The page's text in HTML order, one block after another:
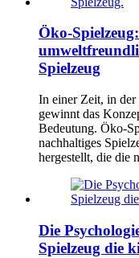
Öko-
Spielzeug
In einer Zeit, in
gewinnt das
Bedeutung. Öko-
nachhaltiges
hergestellt, die die
Die
Spielzeug die